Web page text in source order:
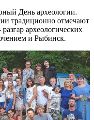
День археологии.
традиционно отмечают
археологических
и Рыбинск.